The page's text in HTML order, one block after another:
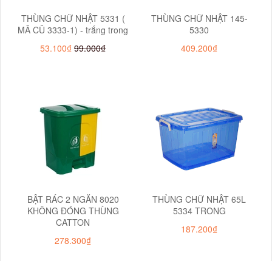
THÙNG CHỮ NHẬT 5331 (
MÃ CŨ 3333-1) - trắng trong
53.100₫ 99.000₫
THÙNG CHỮ NHẬT 145-
5330
409.200₫
BẬT RÁC 2 NGĂN 8020
KHÔNG ĐÓNG THÙNG
CATTON
278.300₫
THÙNG CHỮ NHẬT 65L
5334 TRONG
187.200₫